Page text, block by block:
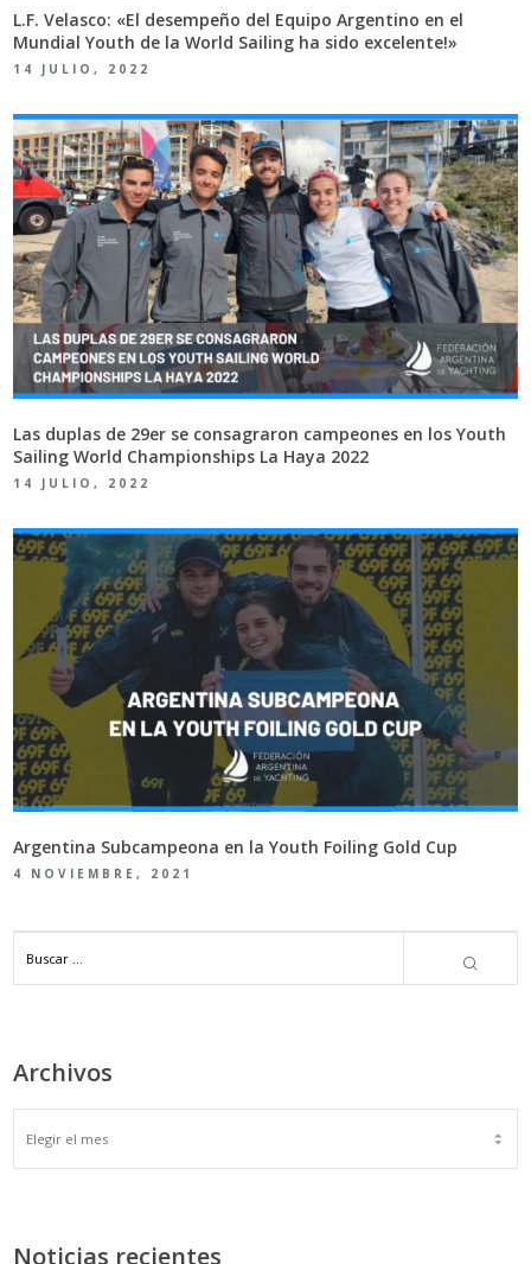
L.F. Velasco: «El desempeño del Equipo Argentino en el
Mundial Youth de la World Sailing ha sido excelente!»
14 JULIO, 2022
Las duplas de 29er se consagraron campeones en los Youth
Sailing World Championships La Haya 2022
14 JULIO, 2022
Argentina Subcampeona en la Youth Foiling Gold Cup
4 NOVIEMBRE, 2021
Archivos
ARCHIVOS
Noticias recientes